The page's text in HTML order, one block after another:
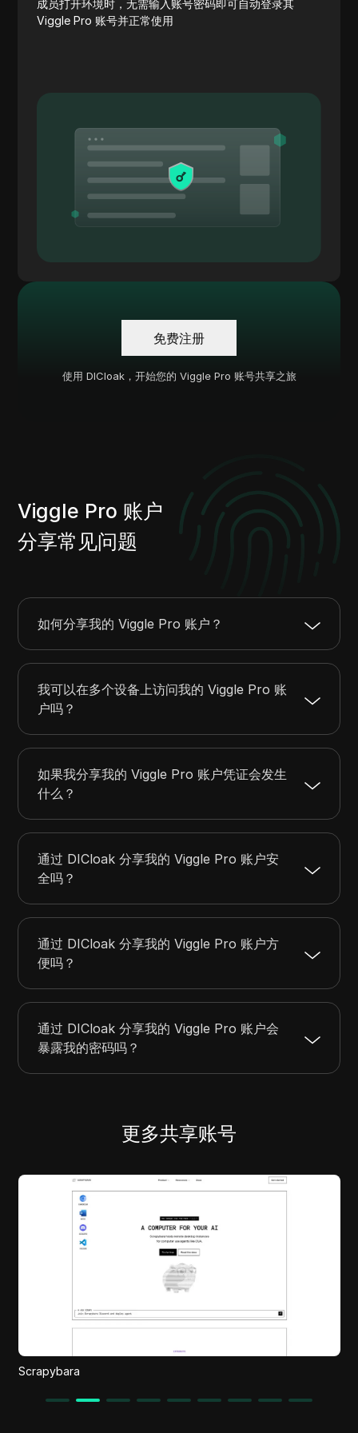
成员打开环境时，无需输入账号密码即可自动登录其
Viggle Pro 账号并正常使用
免费注册
使用 DICloak，开始您的 Viggle Pro 账号共享之旅
Viggle Pro 账户
分享常见问题
如何分享我的 Viggle Pro 账户？
我可以在多个设备上访问我的 Viggle Pro 账
户吗？
如果我分享我的 Viggle Pro 账户凭证会发生
什么？
通过 DICloak 分享我的 Viggle Pro 账户安
全吗？
通过 DICloak 分享我的 Viggle Pro 账户方
便吗？
通过 DICloak 分享我的 Viggle Pro 账户会
暴露我的密码吗？
更多共享账号
Toolgo